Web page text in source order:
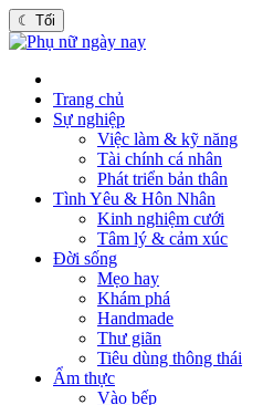
☾ Tối
Trang chủ
Sự nghiệp
Việc làm & kỹ năng
Tài chính cá nhân
Phát triển bản thân
Tình Yêu & Hôn Nhân
Kinh nghiệm cưới
Tâm lý & cảm xúc
Đời sống
Mẹo hay
Khám phá
Handmade
Thư giãn
Tiêu dùng thông thái
Ẩm thực
Vào bếp